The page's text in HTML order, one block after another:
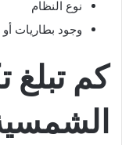
نوع النظام
وجود بطاريات
كم تبلغ